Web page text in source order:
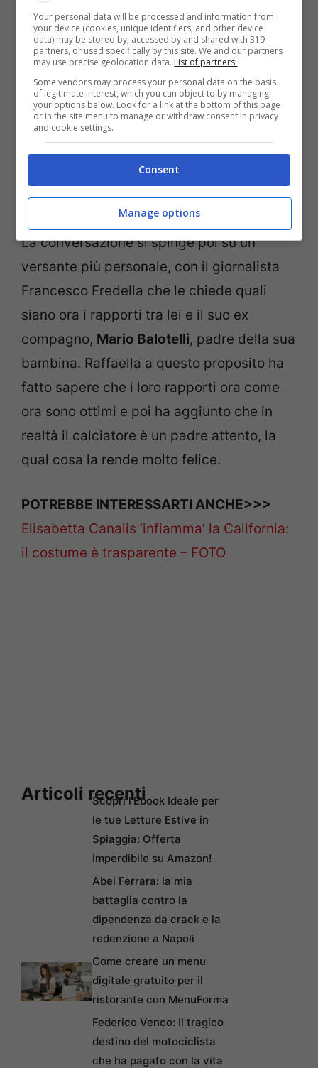
approfondimento trovandoli interessanti.
La conversazione si spinge poi su un
versante più personale, con il giornalista
Francesco Fredella che le chiede quali
siano ora i rapporti tra lei e il suo ex
compagno, Mario Balotelli, padre della sua
bambina. Raffaella a questo proposito ha
fatto sapere che i loro rapporti ora come
ora sono ottimi e poi ha aggiunto che in
realtà il calciatore è un padre attento, la
qual cosa la rende molto felice.
POTREBBE INTERESSARTI ANCHE>>>
Elisabetta Canalis ‘infiamma’ la California:
il costume è trasparente – FOTO
Articoli recentiScopri l’Ebook Ideale per
le tue Letture Estive in
Spiaggia: Offerta
Imperdibile su Amazon!
Abel Ferrara: la mia
battaglia contro la
dipendenza da crack e la
redenzione a Napoli
Come creare un menu
digitale gratuito per il
ristorante con MenuForma
Federico Venco: Il tragico
destino del motociclista
che ha pagato con la vita
Your personal data will be processed and information from
your device (cookies, unique identifiers, and other device
data) may be stored by, accessed by and shared with 319
partners, or used specifically by this site. We and our partners
may use precise geolocation data. List of partners.
Some vendors may process your personal data on the basis
of legitimate interest, which you can object to by managing
your options below. Look for a link at the bottom of this page
or in the site menu to manage or withdraw consent in privacy
and cookie settings.
Consent
Manage options